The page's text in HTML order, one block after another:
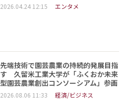
2026.04.24 12:15 エンタメ
先端技術で園芸農業の持続的発展目指
す 久留米工業大学が「ふくおか未来
型園芸農業創出コンソーシアム」参画
2026.08.06 11:33 経済/ビジネス